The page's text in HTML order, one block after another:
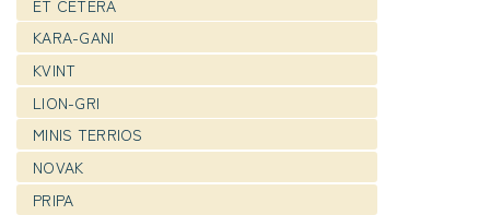
ET CETERA
KARA-GANI
KVINT
LION-GRI
MINIS TERRIOS
NOVAK
PRIPA